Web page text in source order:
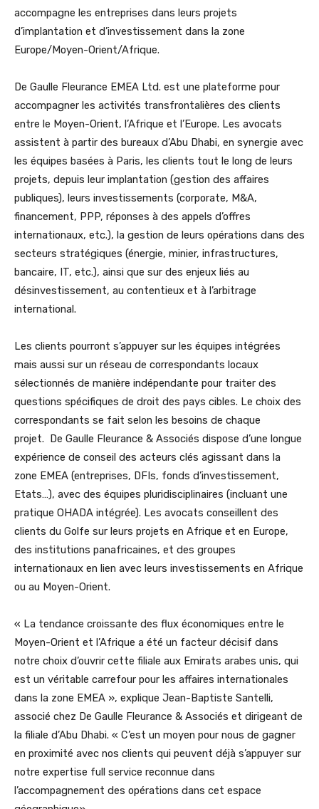
accompagne les entreprises dans leurs projets
d’implantation et d’investissement dans la zone
Europe/Moyen-Orient/Afrique.
De Gaulle Fleurance EMEA Ltd. est une plateforme pour
accompagner les activités transfrontalières des clients
entre le Moyen-Orient, l’Afrique et l’Europe. Les avocats
assistent à partir des bureaux d’Abu Dhabi, en synergie avec
les équipes basées à Paris, les clients tout le long de leurs
projets, depuis leur implantation (gestion des affaires
publiques), leurs investissements (corporate, M&A,
financement, PPP, réponses à des appels d’offres
internationaux, etc.), la gestion de leurs opérations dans des
secteurs stratégiques (énergie, minier, infrastructures,
bancaire, IT, etc.), ainsi que sur des enjeux liés au
désinvestissement, au contentieux et à l’arbitrage
international.
Les clients pourront s’appuyer sur les équipes intégrées
mais aussi sur un réseau de correspondants locaux
sélectionnés de manière indépendante pour traiter des
questions spécifiques de droit des pays cibles. Le choix des
correspondants se fait selon les besoins de chaque
projet. De Gaulle Fleurance & Associés dispose d’une longue
expérience de conseil des acteurs clés agissant dans la
zone EMEA (entreprises, DFIs, fonds d’investissement,
Etats…), avec des équipes pluridisciplinaires (incluant une
pratique OHADA intégrée). Les avocats conseillent des
clients du Golfe sur leurs projets en Afrique et en Europe,
des institutions panafricaines, et des groupes
internationaux en lien avec leurs investissements en Afrique
ou au Moyen-Orient.
« La tendance croissante des flux économiques entre le
Moyen-Orient et l’Afrique a été un facteur décisif dans
notre choix d’ouvrir cette filiale aux Emirats arabes unis, qui
est un véritable carrefour pour les affaires internationales
dans la zone EMEA », explique Jean-Baptiste Santelli,
associé chez De Gaulle Fleurance & Associés et dirigeant de
la filiale d’Abu Dhabi. « C’est un moyen pour nous de gagner
en proximité avec nos clients qui peuvent déjà s’appuyer sur
notre expertise full service reconnue dans
l’accompagnement des opérations dans cet espace